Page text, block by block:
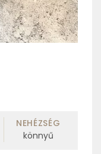
NEHÉZSÉG
könnyű